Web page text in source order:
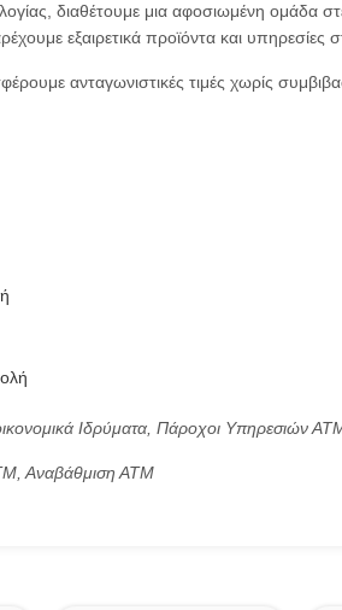
διαθέτουμε μια αφοσιωμένη ομάδα
εξαιρετικά προϊόντα και υπηρεσίες
ανταγωνιστικές τιμές χωρίς
Ιδρύματα, Πάροχοι Υπηρεσιών
Αναβάθμιση ΑΤΜ